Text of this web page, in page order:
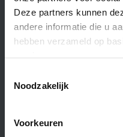
Deze partners kunnen
andere informatie die u
hebben verzameld op
Noodzakelijk
Voorkeuren
Stad
Maastricht ›
Venlo ›
Roermond ›
Alle steden ›